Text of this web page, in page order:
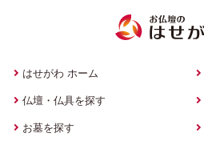
はせがわ ホーム
仏壇・仏具を探す
お墓を探す